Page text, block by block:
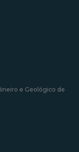
e Geológico de